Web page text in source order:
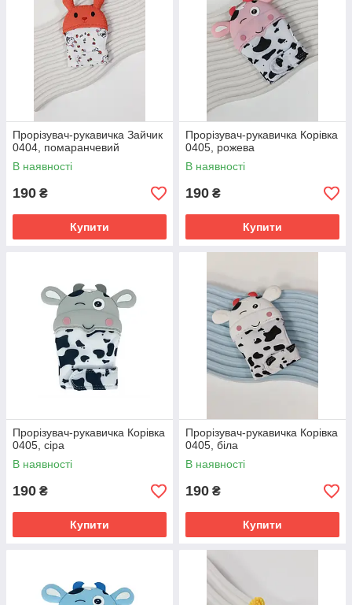
Прорізувач-рукавичка Зайчик
0404, помаранчевий
В наявності
190 ₴
Купити
Прорізувач-рукавичка Корівка
0405, рожева
В наявності
190 ₴
Купити
Прорізувач-рукавичка Корівка
0405, сіра
В наявності
190 ₴
Купити
Прорізувач-рукавичка Корівка
0405, біла
В наявності
190 ₴
Купити